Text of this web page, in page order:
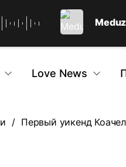
Love News
Первый уикенд